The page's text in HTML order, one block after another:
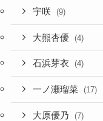
宇咲 (9)
大熊杏優 (4)
石浜芽衣 (4)
一ノ瀬瑠菜 (17)
大原優乃 (7)